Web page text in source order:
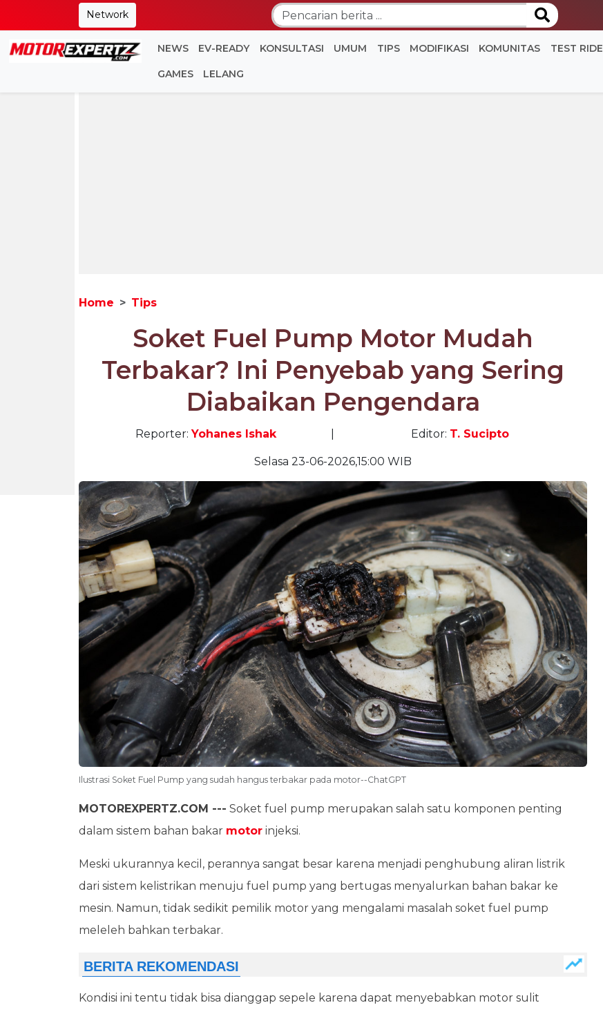
Network
NEWS EV-READY KONSULTASI UMUM TIPS MODIFIKASI KOMUNITAS TEST RIDE
GAMES LELANG
Home Tips
Soket Fuel Pump Motor Mudah
Terbakar? Ini Penyebab yang Sering
Diabaikan Pengendara
Reporter:Yohanes Ishak Editor: T. Sucipto
Selasa 23-06-2026,15:00 WIB
Ilustrasi Soket Fuel Pump yang sudah hangus terbakar pada motor--ChatGPT
MOTOREXPERTZ.COM --- Soket fuel pump merupakan salah satu komponen penting
dalam sistem bahan bakar motor injeksi.
Meski ukurannya kecil, perannya sangat besar karena menjadi penghubung aliran listrik
dari sistem kelistrikan menuju fuel pump yang bertugas menyalurkan bahan bakar ke
mesin. Namun, tidak sedikit pemilik motor yang mengalami masalah soket fuel pump
meleleh bahkan terbakar.
Kondisi ini tentu tidak bisa dianggap sepele karena dapat menyebabkan motor sulit